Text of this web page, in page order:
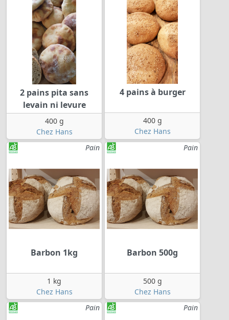
2 pains pita sans
levain ni levure
400 g
Chez Hans
4 pains à burger
400 g
Chez Hans
Pain
Barbon 1kg
1 kg
Chez Hans
Pain
Barbon 500g
500 g
Chez Hans
Pain
Pain